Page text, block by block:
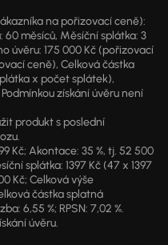
na pořizovací ceně):
60 měsíců, Měsíční splátka: 3
úvěru: 175 000 Kč (pořizovací
ceně), Celková částka
x počet splátek),
Podmínkou získání úvěru není
produkt s poslední
Kč; Akontace: 35 %, tj. 52 500
splátka: 1397 Kč (47 x 1397
Kč; Celková výše
částka splatná
6,55 %; RPSN: 7,02 %.
úvěru.